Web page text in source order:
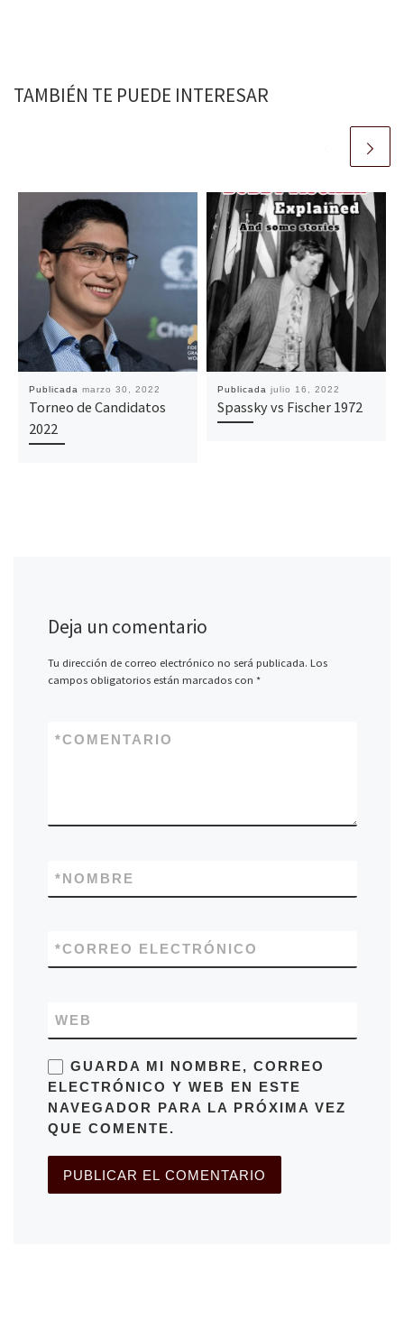
TAMBIÉN TE PUEDE INTERESAR
Publicada marzo 30, 2022
Torneo de Candidatos
2022
Publicada julio 16, 2022
Spassky vs Fischer 1972
Deja un comentario
Tu dirección de correo electrónico no será publicada. Los
campos obligatorios están marcados con *
COMENTARIO
*
NOMBRE
*
CORREO ELECTRÓNICO
*
WEB
GUARDA MI NOMBRE, CORREO
ELECTRÓNICO Y WEB EN ESTE
NAVEGADOR PARA LA PRÓXIMA VEZ
QUE COMENTE.